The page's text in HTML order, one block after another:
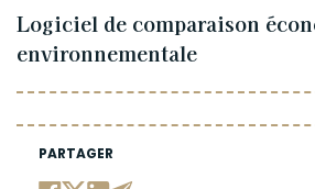
PARTAGER
Logiciel de comparaison
environnementale